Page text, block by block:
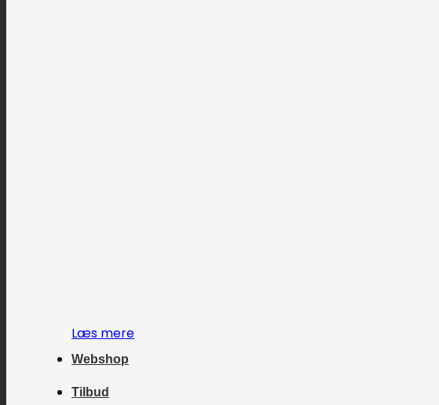
Læs mere
Webshop
Tilbud